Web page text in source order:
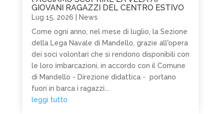
GIOVANI RAGAZZI DEL CENTRO ESTIVO
Lug 15, 2026
News
Come ogni anno, nel mese di luglio, la Sezione
della Lega Navale di Mandello, grazie all'opera
dei soci volontari che si rendono disponibili con
le loro imbarcazioni, in accordo con il Comune
di Mandello - Direzione didattica - portano
fuori in barca i ragazzi...
leggi tutto